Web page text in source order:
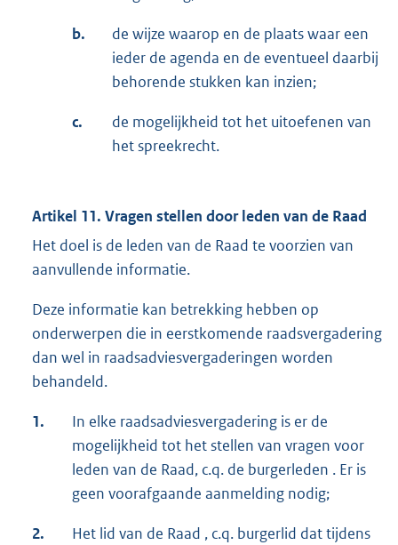
b.
de wijze waarop en de plaats waar een
ieder de agenda en de eventueel daarbij
behorende stukken kan inzien;
c.
de mogelijkheid tot het uitoefenen van
het spreekrecht.
Artikel 11. Vragen stellen door leden van de Raad
Het doel is de leden van de Raad te voorzien van
aanvullende informatie.
Deze informatie kan betrekking hebben op
onderwerpen die in eerstkomende raadsvergadering
dan wel in raadsadviesvergaderingen worden
behandeld.
1.
In elke raadsadviesvergadering is er de
mogelijkheid tot het stellen van vragen voor
leden van de Raad, c.q. de burgerleden . Er is
geen voorafgaande aanmelding nodig;
2.
Het lid van de Raad , c.q. burgerlid dat tijdens